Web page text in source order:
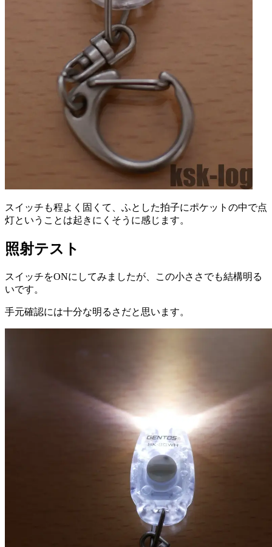
スイッチも程よく固くて、ふとした拍子にポケットの中で点
灯ということは起きにくそうに感じます。
照射テスト
スイッチをONにしてみましたが、この小ささでも結構明る
いです。
手元確認には十分な明るさだと思います。